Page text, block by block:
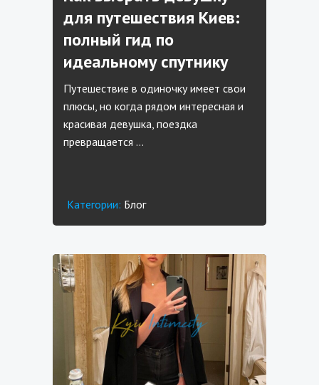
для путешествия Киев:
полный гид по
идеальному спутнику
Путешествие в одиночку имеет свои
плюсы, но когда рядом интересная и
красивая девушка, поездка
превращается …
Категории: Блог